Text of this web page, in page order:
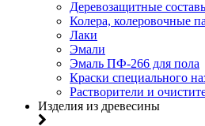
Деревозащитные
Колера, колеровочные
Лаки
Эмали
Эмаль ПФ-266 для пола
Краски специального
Растворители и
Изделия из древесины